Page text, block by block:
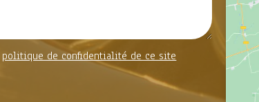
politique de confidentialité de ce site